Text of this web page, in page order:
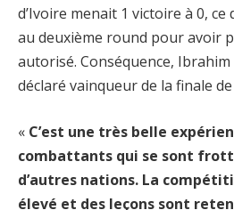
d’Ivoire menait 1 victoire à 0,
au deuxième round pour avoir
autorisé. Conséquence,
déclaré vainqueur de la finale
« C’est une très belle
combattants qui se sont
d’autres nations. La
élevé et des leçons sont